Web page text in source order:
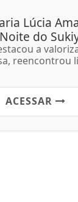
Lúcia
do
a
reencontrou
ACESSAR